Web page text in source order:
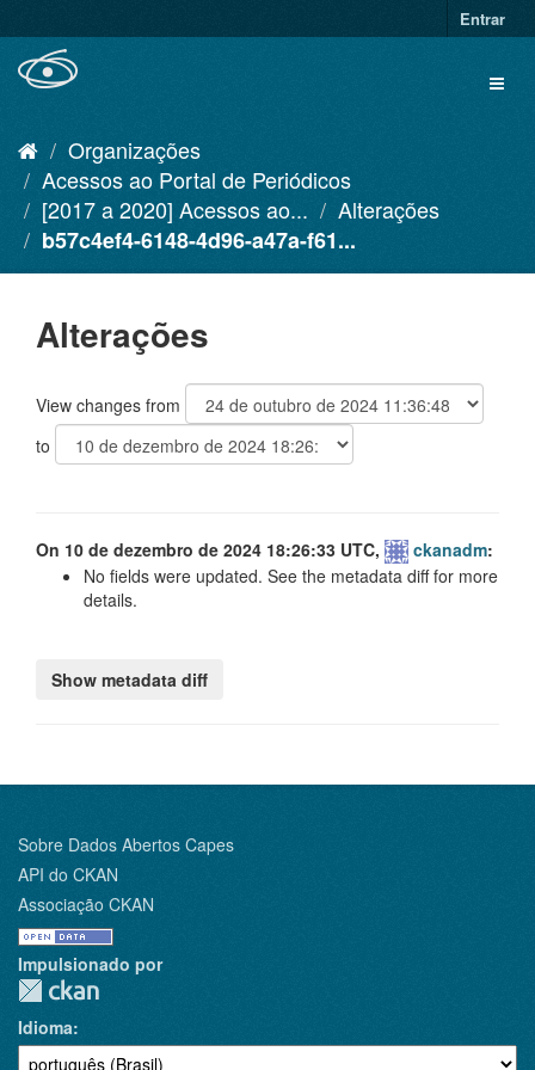
para
conteúdo
Entrar
Organizações
Acessos ao Portal de Periódicos
[2017 a 2020] Acessos ao...
Alterações
b57c4ef4-6148-4d96-a47a-f61...
Alterações
View changes from
to
On 10 de dezembro de 2024 18:26:33 UTC, ckanadm:
No fields were updated. See the metadata diff for more
details.
Sobre Dados Abertos Capes
API do CKAN
Associação CKAN
Impulsionado por
Idioma